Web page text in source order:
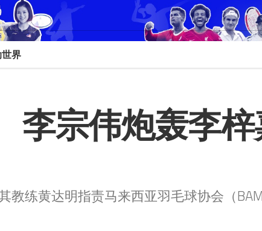
界
李宗伟炮轰李
教练黄达明指责马来西亚羽毛球协会（